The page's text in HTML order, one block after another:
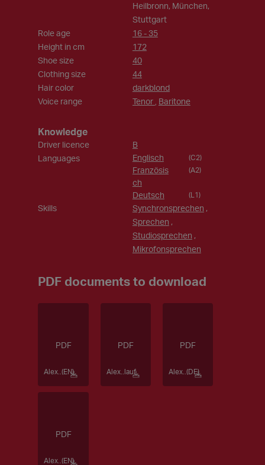
Heilbronn, München,
Stuttgart
Role age
16 - 35
Height in cm
172
Shoe size
40
Clothing size
44
Hair color
darkblond
Voice range
Tenor , Baritone
Knowledge
Driver licence
B
Languages
Englisch (C2)
Französis
ch
(A2)
Deutsch (L1)
Skills Synchronsprechen ,
Sprechen ,
Studiosprechen ,
Mikrofonsprechen
PDF documents to download
Alex..(EN) Alex..lauf Alex..(DE)
Alex..(EN)